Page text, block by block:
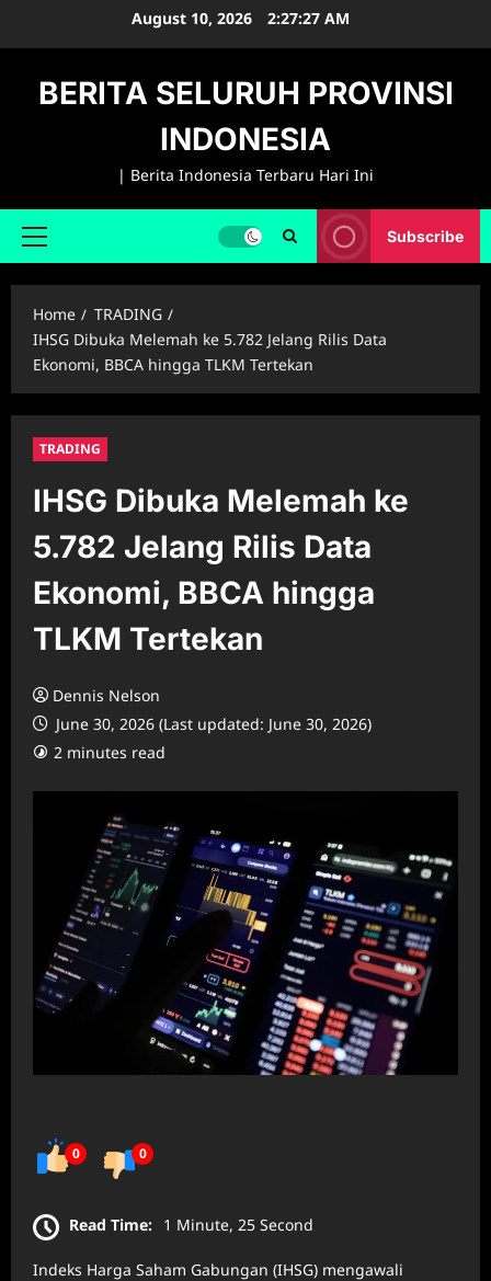
August 10, 2026 2:27:28 AM
BERITA SELURUH PROVINSI
INDONESIA
| Berita Indonesia Terbaru Hari Ini
Primary
Subscribe
Home
TRADING
IHSG Dibuka Melemah ke 5.782 Jelang Rilis Data
Ekonomi, BBCA hingga TLKM Tertekan
TRADING
IHSG Dibuka Melemah ke
5.782 Jelang Rilis Data
Ekonomi, BBCA hingga
TLKM Tertekan
Dennis Nelson
June 30, 2026 (Last updated: June 30, 2026)
2 minutes read
0 0
Read Time: 1 Minute, 25 Second
Indeks Harga Saham Gabungan (IHSG) mengawali